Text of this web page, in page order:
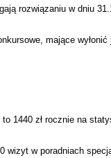
rozwiązaniu w dniu
mające
to 1440 zł rocznie na
wizyt w poradniach